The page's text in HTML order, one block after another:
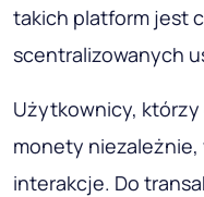
takich platform jest
scentralizowanych
Użytkownicy,
monety
interakcje. Do